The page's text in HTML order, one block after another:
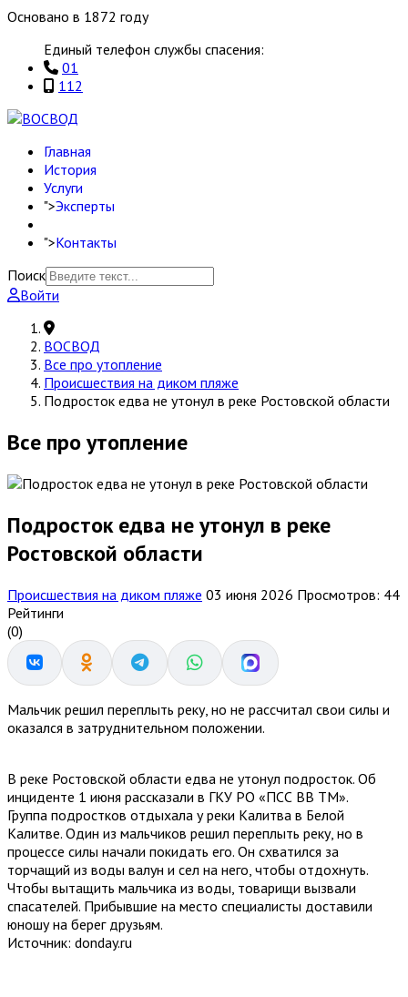
Основано в 1872 году
Единый телефон службы спасения:
01
112
Главная
История
Услуги
">Эксперты
">Контакты
Поиск
Войти
ВОСВОД
Все про утопление
Происшествия на диком пляже
Подросток едва не утонул в реке Ростовской области
Все про утопление
Подросток едва не утонул в реке
Ростовской области
Происшествия на диком пляже 03 июня 2026 Просмотров: 44
Рейтинги
(0)
Мальчик решил переплыть реку, но не рассчитал свои силы и
оказался в затруднительном положении.
В реке Ростовской области едва не утонул подросток. Об
инциденте 1 июня рассказали в ГКУ РО «ПСС ВВ ТМ».
Группа подростков отдыхала у реки Калитва в Белой
Калитве. Один из мальчиков решил переплыть реку, но в
процессе силы начали покидать его. Он схватился за
торчащий из воды валун и сел на него, чтобы отдохнуть.
Чтобы вытащить мальчика из воды, товарищи вызвали
спасателей. Прибывшие на место специалисты доставили
юношу на берег друзьям.
Источник: donday.ru